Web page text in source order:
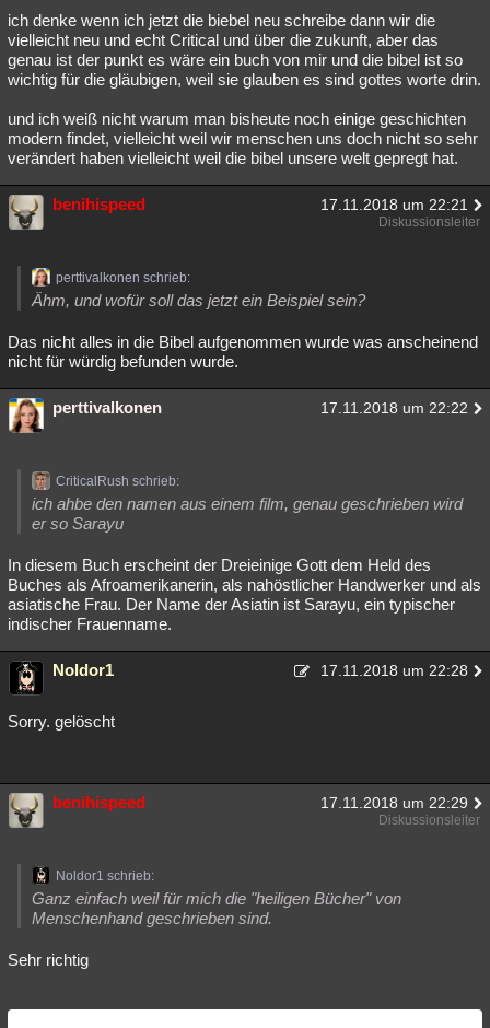
ich denke wenn ich jetzt die biebel neu schreibe dann wir die
vielleicht neu und echt Critical und über die zukunft, aber das
genau ist der punkt es wäre ein buch von mir und die bibel ist so
wichtig für die gläubigen, weil sie glauben es sind gottes worte drin.
und ich weiß nicht warum man bisheute noch einige geschichten
modern findet, vielleicht weil wir menschen uns doch nicht so sehr
verändert haben vielleicht weil die bibel unsere welt gepregt hat.
benihispeed 17.11.2018 um 22:21
Diskussionsleiter
perttivalkonen schrieb:
Ähm, und wofür soll das jetzt ein Beispiel sein?
Das nicht alles in die Bibel aufgenommen wurde was anscheinend
nicht für würdig befunden wurde.
perttivalkonen 17.11.2018 um 22:22
CriticalRush schrieb:
ich ahbe den namen aus einem film, genau geschrieben wird
er so Sarayu
In diesem Buch erscheint der Dreieinige Gott dem Held des
Buches als Afroamerikanerin, als nahöstlicher Handwerker und als
asiatische Frau. Der Name der Asiatin ist Sarayu, ein typischer
indischer Frauenname.
Noldor1 17.11.2018 um 22:28
Sorry. gelöscht
benihispeed 17.11.2018 um 22:29
Diskussionsleiter
Noldor1 schrieb:
Ganz einfach weil für mich die "heiligen Bücher" von
Menschenhand geschrieben sind.
Sehr richtig